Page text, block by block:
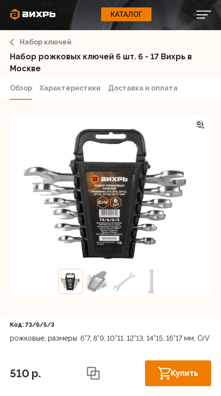
КАТАЛОГ
КАТАЛОГ
Регистрация
О бренде
Блог
Свернуть
ЭЛЕКТРОИНСТРУМЕНТЫ
ИНСТРУМЕНТ
СЕЛЬХОЗТЕХНИКА
ОБОРУДОВАНИЕ
Набор ключей
Набор рожковых ключей 6 шт. 6 - 17 Вихрь в
Москве
Обзор Характеристики Доставка и оплата
Код: 73/6/5/3
рожковые, размеры: 6*7, 8*9, 10*11, 12*13, 14*15, 16*17 мм, CrV
510 p. Купить
31-й км, 34/1
Скоро в
продаже
Забыли пароль?
Регистрация
ВАШ ЗАКАЗ
Корзина
Ваша корзина пуста.